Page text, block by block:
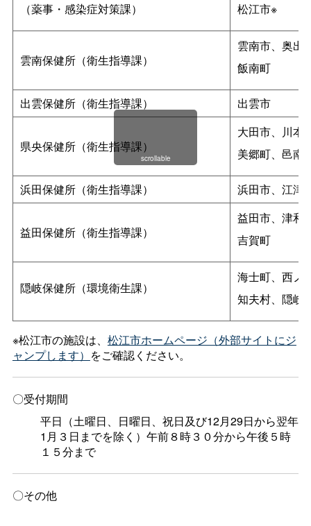
（薬事・感染症対策課）
松江市※
雲南保健所（衛生指導課）
雲南市、奥出
飯南町
出雲保健所（衛生指導課） 出雲市
県央保健所（衛生指導課）
大田市、川本
美郷町、邑南
浜田保健所（衛生指導課） 浜田市、江津
益田保健所（衛生指導課）
益田市、津和
吉賀町
隠岐保健所（環境衛生課）
海士町、西ノ
知夫村、隠岐
scrollable
※松江市の施設は、 松江市ホームページ（外部サイトにジ
ャンプします） をご確認ください。
〇受付期間
平日（土曜日、日曜日、祝日及び12月29日から翌年
1月３日までを除く）午前８時３０分から午後５時
１５分まで
〇その他